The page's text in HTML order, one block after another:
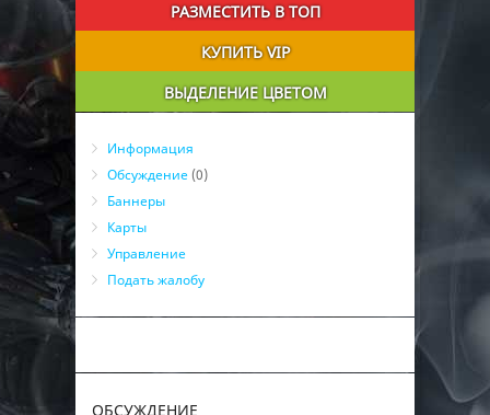
РАЗМЕСТИТЬ В ТОП
КУПИТЬ VIP
ВЫДЕЛЕНИЕ ЦВЕТОМ
Информация
Обсуждение (0)
Баннеры
Карты
Управление
Подать жалобу
ОБСУЖДЕНИЕ